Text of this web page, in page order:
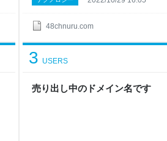
48chnuru.com
売り出し中のドメイン名です
3 USERS